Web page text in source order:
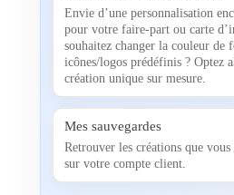
Envie d’une personnalisation
pour votre faire-part ou carte
souhaitez changer la couleur de
icônes/logos prédéfinis ? Optez
création unique sur mesure.
Mes sauvegardes
Retrouver les créations que vous
sur votre compte client.